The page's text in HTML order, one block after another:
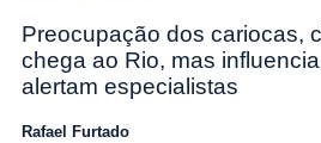
Preocupação dos cariocas,
chega ao Rio, mas
alertam especialistas
Rafael Furtado